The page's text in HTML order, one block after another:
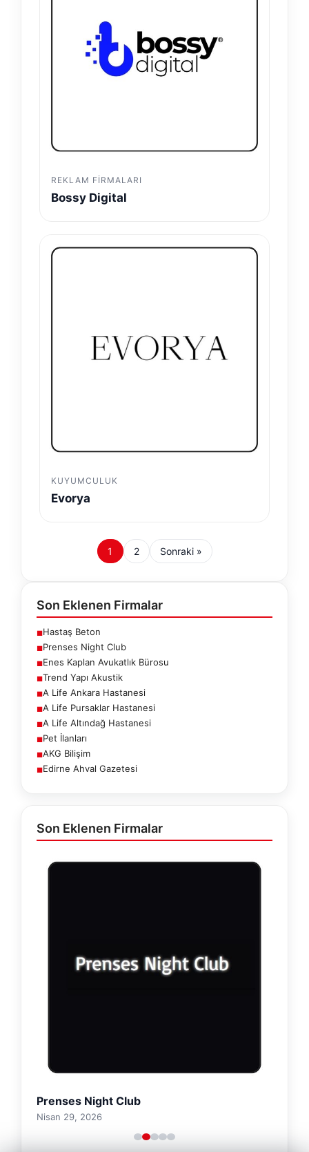
REKLAM FIRMALARI
Bossy Digital
KUYUMCULUK
Evorya
1 2 Sonraki »
Son Eklenen Firmalar
■Hastaş Beton
■Prenses Night Club
■Enes Kaplan Avukatlık Bürosu
■Trend Yapı Akustik
■A Life Ankara Hastanesi
■A Life Pursaklar Hastanesi
■A Life Altındağ Hastanesi
■Pet İlanları
■AKG Bilişim
■Edirne Ahval Gazetesi
Son Eklenen Firmalar
Prenses Night Club
Nisan 29, 2026